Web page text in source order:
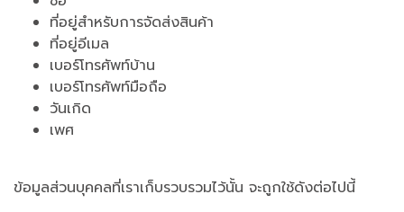
ที่อยู่สำหรับการจัดส่งสินค้า
ที่อยู่อีเมล
เบอร์โทรศัพท์บ้าน
เบอร์โทรศัพท์มือถือ
วันเกิด
เพศ
ข้อมูลส่วนบุคคลที่เราเก็บรวบรวมไว้นั้น จะถูกใช้ดังต่อไปนี้